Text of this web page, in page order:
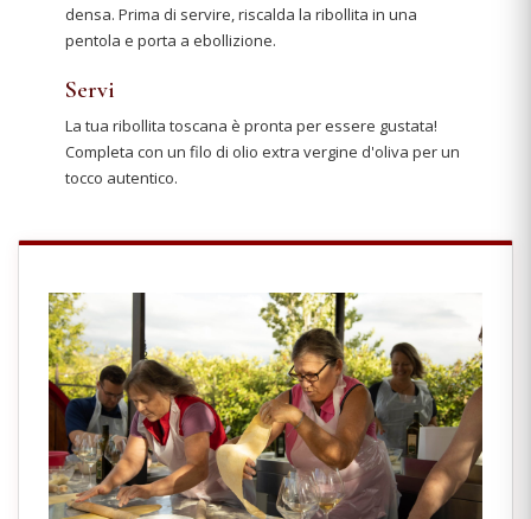
densa. Prima di servire, riscalda la ribollita in una
pentola e porta a ebollizione.
Servi
La tua ribollita toscana è pronta per essere gustata!
Completa con un filo di olio extra vergine d'oliva per un
tocco autentico.